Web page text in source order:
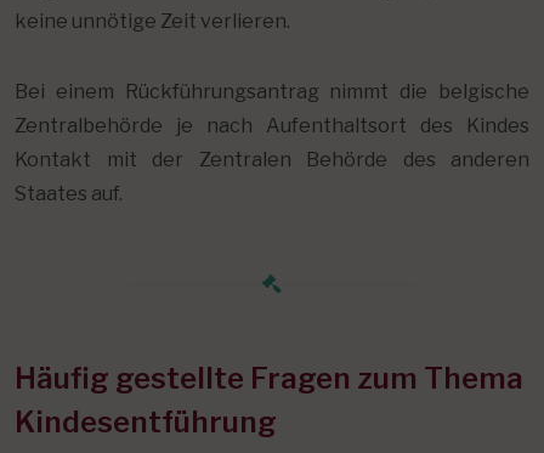
keine unnötige Zeit verlieren.
Bei einem Rückführungsantrag nimmt die belgische
Zentralbehörde je nach Aufenthaltsort des Kindes
Kontakt mit der Zentralen Behörde des anderen
Staates auf.
Häufig gestellte Fragen zum Thema
Kindesentführung